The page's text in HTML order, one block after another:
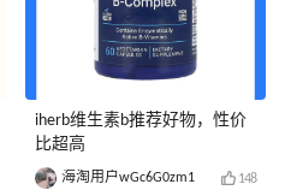
iherb维生素b推荐好物，性价
比超高
海淘用户wGc6G0zm1 148